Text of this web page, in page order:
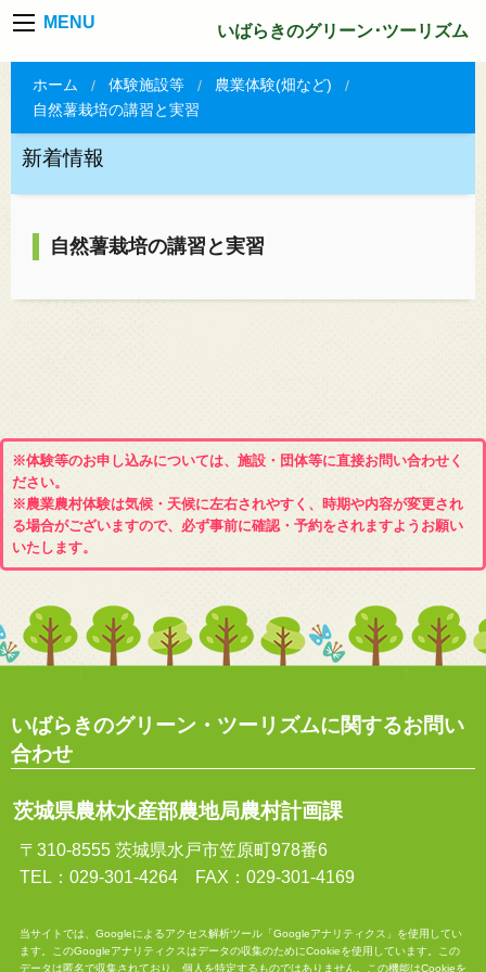
MENU いばらきのグリーン･ツーリズム
ホーム 体験施設等
農業体験(畑など)
自然薯栽培の講習と実習
新着情報
自然薯栽培の講習と実習
※体験等のお申し込みについては、施設・団体等に直接お問い合わせく
ださい。
※農業農村体験は気候・天候に左右されやすく、時期や内容が変更され
る場合がございますので、必ず事前に確認・予約をされますようお願い
いたします。
いばらきのグリーン・ツーリズムに関するお問い
合わせ
茨城県農林水産部農地局農村計画課
〒310-8555 茨城県水戸市笠原町978番6
TEL：029-301-4264 FAX：029-301-4169
当サイトでは、Googleによるアクセス解析ツール「Googleアナリティクス」を使用してい
ます。このGoogleアナリティクスはデータの収集のためにCookieを使用しています。この
データは匿名で収集されており、個人を特定するものではありません。この機能はCookieを